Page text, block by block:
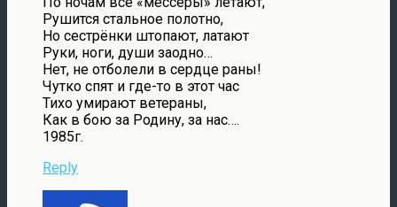
Рушится стальное полотно,
Но сестрёнки штопают, латают
Руки, ноги, души заодно…
Нет, не отболели в сердце раны!
Чутко спят и где-то в этот час
Тихо умирают ветераны,
Как в бою за Родину, за нас….
1985г.
Reply